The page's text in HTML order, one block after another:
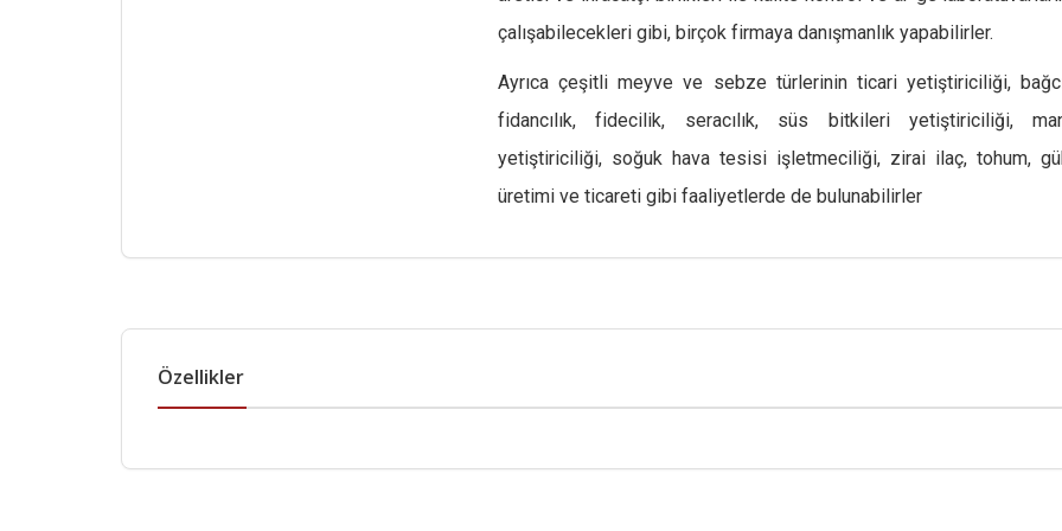
çalışabilecekleri gibi, birçok firmaya danışmanlık yapabilirler.
Ayrıca çeşitli meyve ve sebze türlerinin ticari yetiştiriciliği,
fidancılık, fidecilik, seracılık, süs bitkileri yetiştiriciliği,
yetiştiriciliği, soğuk hava tesisi işletmeciliği, zirai ilaç, tohum,
üretimi ve ticareti gibi faaliyetlerde de bulunabilirler
Özellikler